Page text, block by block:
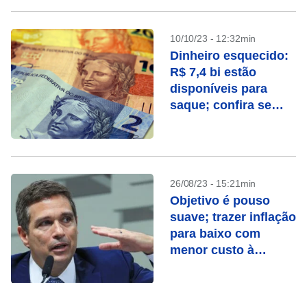
10/10/23 - 12:32min
Dinheiro esquecido:
R$ 7,4 bi estão
disponíveis para
saque; confira se
26/08/23 - 15:21min
Objetivo é pouso
suave; trazer inflação
para baixo com
menor custo à